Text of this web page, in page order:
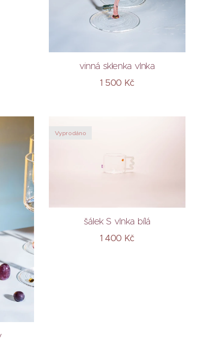
vinná sklenka vlnka
1 500 Kč
šálek S vlnka bílá
Vyprodáno
1 400 Kč